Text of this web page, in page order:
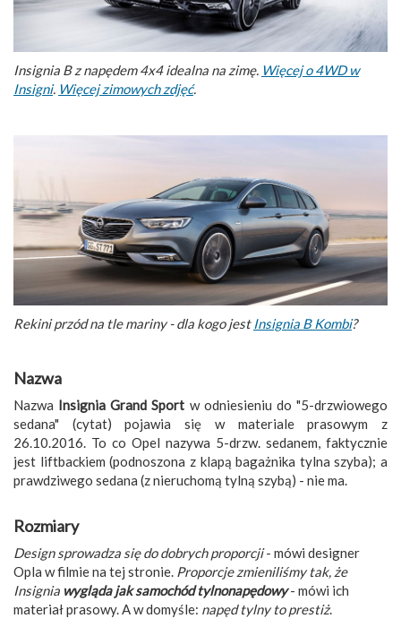
Insignia B z napędem 4x4 idealna na zimę. Więcej o 4WD w
Insigni. Więcej zimowych zdjęć.
Rekini przód na tle mariny - dla kogo jest Insignia B Kombi?
Nazwa
Nazwa Insignia Grand Sport w odniesieniu do "5-drzwiowego
sedana" (cytat) pojawia się w materiale prasowym z
26.10.2016. To co Opel nazywa 5-drzw. sedanem, faktycznie
jest liftbackiem (podnoszona z klapą bagażnika tylna szyba); a
prawdziwego sedana (z nieruchomą tylną szybą) - nie ma.
Rozmiary
Design sprowadza się do dobrych proporcji- mówi designer
Opla w filmie na tej stronie. Proporcje zmieniliśmy tak, że
Insignia wygląda jak samochód tylnonapędowy- mówi ich
materiał prasowy. A w domyśle: napęd tylny to prestiż.